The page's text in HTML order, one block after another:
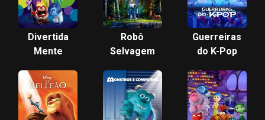
Divertida
Mente
Robô
Selvagem
Guerreiras
do K-Pop